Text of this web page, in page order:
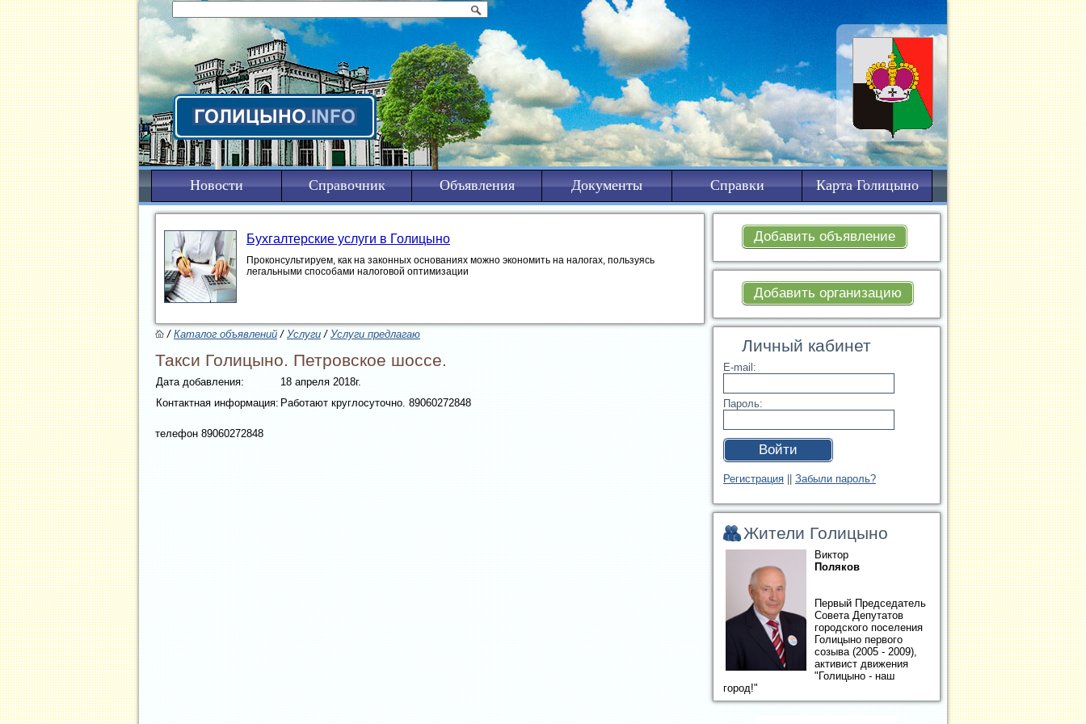
Новости Справочник Объявления Документы Справки Карта Голицыно
Добавить объявление
Добавить организацию
Личный кабинет
E-mail:
Пароль:
Войти
Регистрация Забыли пароль?
Жители Голицыно
Виктор
Поляков
Первый Председатель
Совета Депутатов
городского поселения
Голицыно первого
созыва (2005 - 2009),
активист движения
"Голицыно - наш
город!"
Бухгалтерские услуги в Голицыно
Проконсультируем, как на законных основаниях можно экономить на налогах, пользуясь
легальными способами налоговой оптимизации
/Каталог объявлений/Услуги /Услуги предлагаю
Такси Голицыно. Петровское шоссе.
Дата добавления:
18 апреля 2018г.
Контактная информация: Работают круглосуточно. 89060272848
телефон 89060272848